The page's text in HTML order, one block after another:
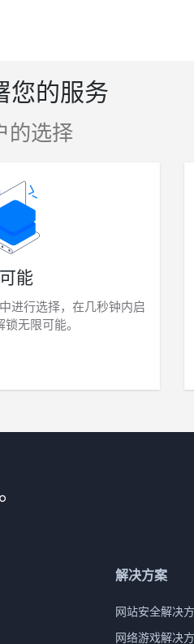
您的服务
的选择
能
进行选择，在几秒钟内启
无限可能。
解决方案
网站安全解决
网络游戏解决